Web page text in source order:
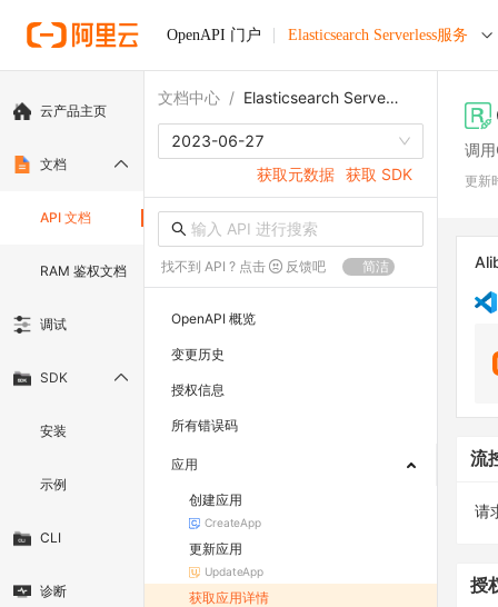
OpenAPI 门户 Elasticsearch Serverless服务
云产品主页
文档
API 文档
RAM 鉴权文档
调试
SDK
安装
示例
CLI
诊断
文档中心 / Elasticsearch Serverless服务
2023-06-27
获取元数据 获取 SDK
找不到 API ? 点击 反馈吧 简洁
OpenAPI 概览
变更历史
授权信息
所有错误码
应用
创建应用
CreateApp
更新应用
UpdateApp
获取应用详情
调
更新
流
请
授